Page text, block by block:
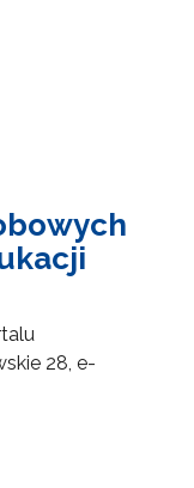
28, e-